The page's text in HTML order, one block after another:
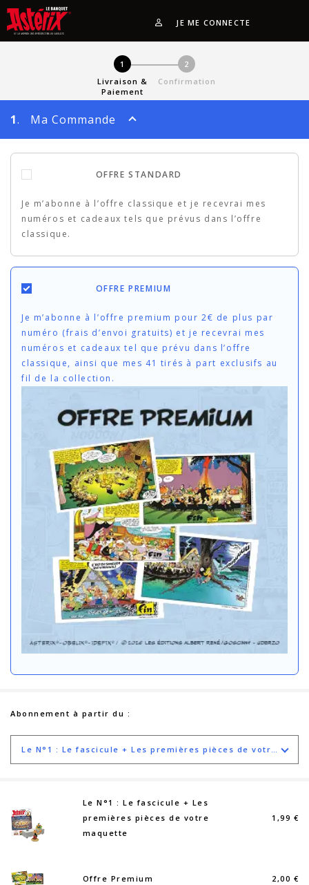
JE ME CONNECTE
1
Livraison &
Paiement
2
Confirmation
1. Ma Commande
OFFRE STANDARD
Je m’abonne à l’offre classique et je recevrai mes
numéros et cadeaux tels que prévus dans l’offre
classique.
OFFRE PREMIUM
Je m’abonne à l’offre premium pour 2€ de plus par
numéro (frais d’envoi gratuits) et je recevrai mes
numéros et cadeaux tel que prévu dans l’offre
classique, ainsi que mes 41 tirés à part exclusifs au
fil de la collection.
Abonnement à partir du :
Le N°1 : Le fascicule + Les premières pièces de votre maquette
Le N°1 : Le fascicule + Les
premières pièces de votre
maquette
1,99 €
Offre Premium 2,00 €